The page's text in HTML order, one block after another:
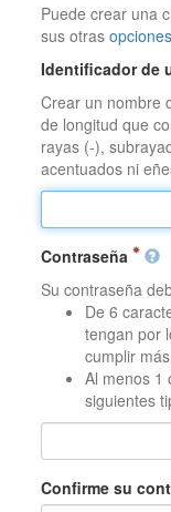
Puede crear una
sus otras
Identificador de
Crear un nombre
de longitud que
rayas (-),
acentuados ni
Contraseña
Su contraseña
De 6
tengan por
cumplir
Al menos 1
siguientes
Confirme su